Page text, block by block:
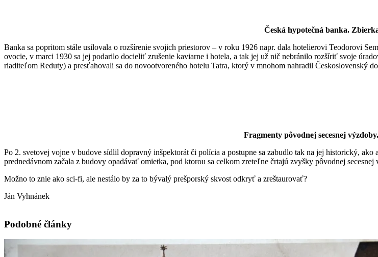
Česká hypotečná banka.
Banka sa popritom stále usilovala o rozšírenie svojich priestorov – v roku 1926 napr. dala hotelierovi Teodorovi
ovocie, v marci 1930 sa jej podarilo docieliť zrušenie kaviarne i hotela, a tak jej už nič nebránilo rozšíriť svoje
riaditeľom Reduty) a presťahovali sa do novootvoreného hotelu Tatra, ktorý v mnohom nahradil Československý
Fragmenty pôvodnej secesnej
Po 2. svetovej vojne v budove sídlil dopravný inšpektorát či polícia a postupne sa zabudlo tak na jej historický,
prednedávnom začala z budovy opadávať omietka, pod ktorou sa celkom zreteľne črtajú zvyšky pôvodnej secesnej
Možno to znie ako sci-fi, ale nestálo by za to bývalý prešporský skvost odkryť a zreštaurovať?
Ján Vyhnánek
Podobné články